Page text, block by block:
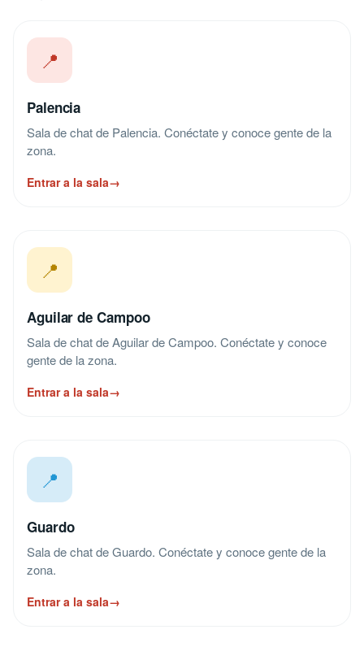
📍
Palencia
Sala de chat de Palencia. Conéctate y conoce gente de la
zona.
Entrar a la sala→
📍
Aguilar de Campoo
Sala de chat de Aguilar de Campoo. Conéctate y conoce
gente de la zona.
Entrar a la sala→
📍
Guardo
Sala de chat de Guardo. Conéctate y conoce gente de la
zona.
Entrar a la sala→